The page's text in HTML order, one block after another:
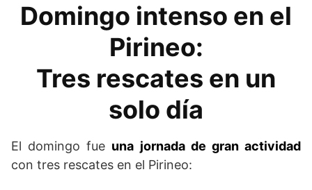
Domingo intenso en el
Pirineo:
Tres rescates en un
solo día
El domingo fue una jornada de gran actividad
con tres rescates en el Pirineo: